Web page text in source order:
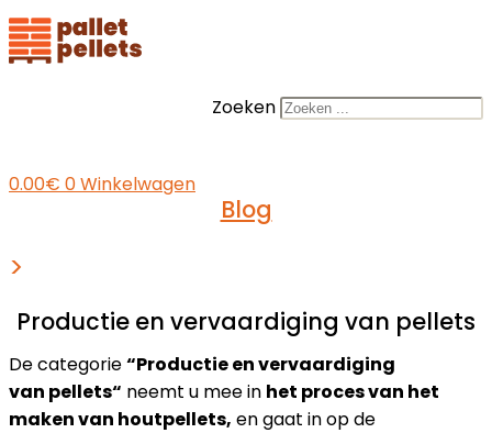
Zoeken
0.00€ 0Winkelwagen
Blog
>
Productie en vervaardiging van pellets
De categorie“Productie en vervaardiging
van pellets“ neemt u mee in het proces van het
maken van houtpellets, en gaat in op de